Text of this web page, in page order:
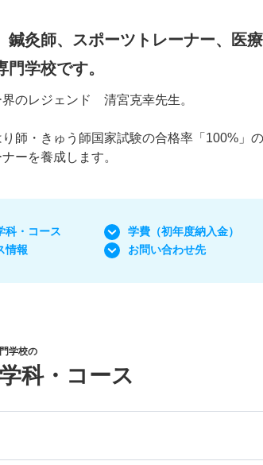
鍼灸師、スポーツトレーナー、医
門学校です。
のレジェンド 清宮克幸先生。
師・きゅう師国家試験の合格率「100%」
ーを養成します。
科 ・コース 学費 （初年度納入金）
情報
お問い合わせ先
学校の
科・コース